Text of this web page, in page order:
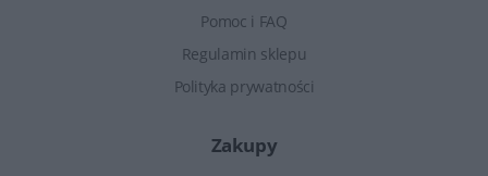
Pomoc i FAQ
Regulamin sklepu
Polityka prywatności
Zakupy